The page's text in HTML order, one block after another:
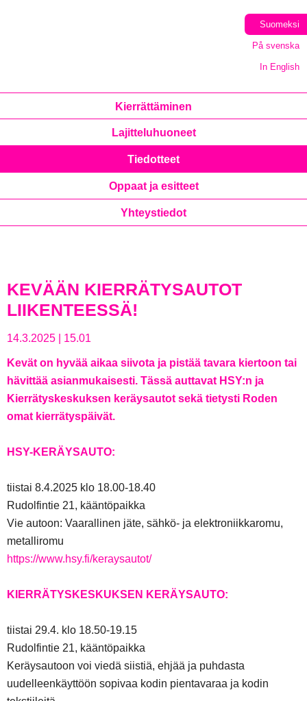
Suomeksi
På svenska
In English
Kierrättäminen
Lajitteluhuoneet
Tiedotteet
Oppaat ja esitteet
Yhteystiedot
KEVÄÄN KIERRÄTYSAUTOT
LIIKENTEESSÄ!
14.3.2025 15.01
Kevät on hyvää aikaa siivota ja pistää tavara kiertoon tai
hävittää asianmukaisesti. Tässä auttavat HSY:n ja
Kierrätyskeskuksen keräysautot sekä tietysti Roden
omat kierrätyspäivät.
HSY-KERÄYSAUTO:
tiistai 8.4.2025 klo 18.00-18.40
Rudolfintie 21, kääntöpaikka
Vie autoon: Vaarall​inen jäte, sähkö- ja elektroniikk​aromu,
metalliromu
https://www.hsy.fi/keraysautot/
KIERRÄTYSKESKUKSEN KERÄYSAUTO:
tiistai 29.4. klo 18.50-19.15
Rudolfintie 21, kääntöpaikka
Keräysautoon voi viedä siistiä, ehjää ja puhdasta
uudelleenkäyttöön sopivaa kodin pientavaraa ja kodin